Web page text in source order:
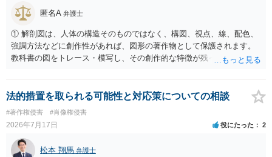
（著作権法2条・17条）。 ウェブサイト全体に当然に著作権が生じる
わけではありません。デザイナーが独自に制作したイラストやバナー
等は別として、一般的なレイアウトや配色、依頼者から提供された素
材を希望に沿って配置した部分には、通常、著作物性は認められにく
いと考えられます。仮に具体的な画面構成の一部に創作性が認められ
ても、その権利は当該部分に限られ、ご相談者の写真や文章等を制作
実績として掲載する権限まで当然に生じるものではありません。 もっ
とも、契約書がなくても、見積書、メール、利用規約等に実績掲載へ
の同意があれば別です。また、単に制作を担当した事実を記載した
り、公開中のサイトへリンクしたりする行為まで当然に禁止できると
は限りません。 人物写真については、通常のSNSへの無断掲載と同
様、掲載目的、態様、必要性、本人の特定可能性等から判断されま
す。営業目的であり、本人も掲載を拒否していることは、違法性を認
匿名A 弁護士
① 解剖図は、人体の構造そのものではなく、構図、視点、線、配色、
強調方法などに創作性があれば、図形の著作物として保護されます。
教科書の図をトレース・模写し、その創作的な特徴が残っていれば、
も、SNSへの公開は私的使用には当たりません。 ② 出典を記載するだ
けでは、適法な引用にはなりません。自分の説明や批評が主で、図が
れ、必要な範囲に限られていることなどが必要です。勉強ノートの教
材として図そのものを中心的に掲載する場合、引用と認められにくい
でしょう。 文章についても、単に所々表現を変えただけで適法になる
とは限りません。医学上の事実を理解したうえで、ご自身の表現と構
法的措置を取られる可能性と対応策についての相談
#著作権侵害 #肖像権侵害
2026年7月17日 役にたった 2
松本 翔馬 弁護士